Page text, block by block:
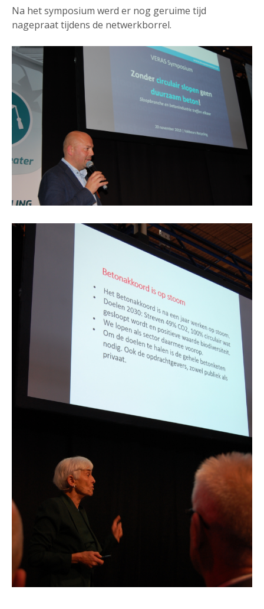
Na het symposium werd er nog geruime tijd
nagepraat tijdens de netwerkborrel.